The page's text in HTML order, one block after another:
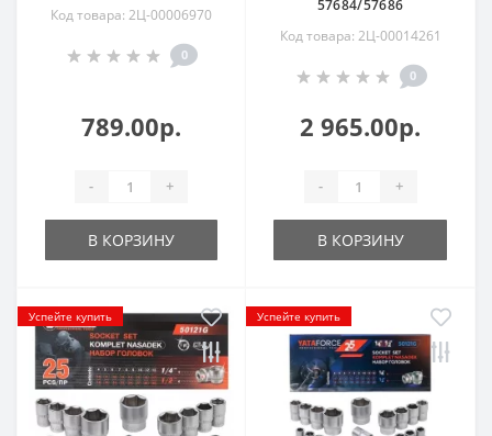
Код товара: 2Ц-00006970
0
789.00р.
- +
В КОРЗИНУ
57684/57686
Код товара: 2Ц-00014261
0
2 965.00р.
- +
В КОРЗИНУ
Успейте купить Успейте купить